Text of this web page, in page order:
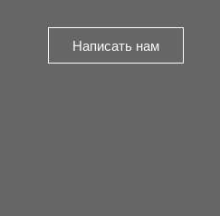
Написать нам
Написать нам